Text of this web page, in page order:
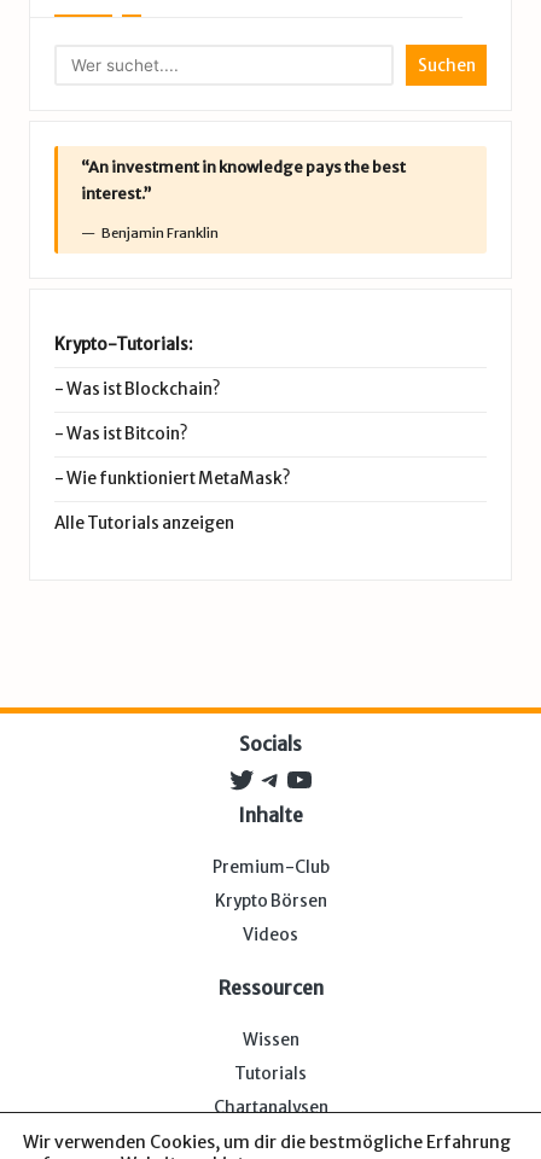
Suchen
“An investment in knowledge pays the best
interest.”
Benjamin Franklin
Krypto-Tutorials:
-Was ist Blockchain?
-Was ist Bitcoin?
-Wie funktioniert MetaMask?
Alle Tutorials anzeigen
Socials
Twitter
Telegram
YouTube
Inhalte
Premium-Club
Krypto Börsen
Videos
Ressourcen
Wissen
Tutorials
Chartanalysen
Wir verwenden Cookies, um dir die bestmögliche Erfahrung